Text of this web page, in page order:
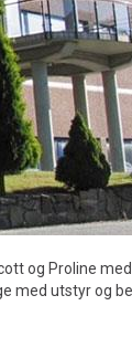
og Proline
med utstyr og